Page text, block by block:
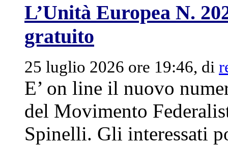
L’Unità Europea N.
gratuito
25 luglio 2026 ore 19:46, di
E’ on line il nuovo
del Movimento
Spinelli. Gli interessati